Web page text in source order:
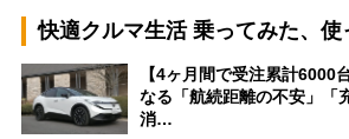
快適クルマ生活 乗ってみた、使
【4ヶ月間で受注累計6000
なる「航続距離の不安」「
消…